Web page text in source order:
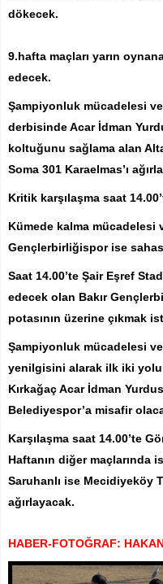
dökecek.
9.hafta maçları yarın
edecek.
Şampiyonluk mücadelesi
derbisinde Acar İdman
koltuğunu sağlama alan
Soma 301 Karaelmas’ı
Kritik karşılaşma saat
Kümede kalma mücadelesi
Gençlerbirliğispor ise
Saat 14.00’te Şair Eşref
edecek olan Bakır
potasının üzerine çıkmak
Şampiyonluk mücadelesi
yenilgisini alarak ilk iki
Kırkağaç Acar İdman
Belediyespor’a misafir
Karşılaşma saat 14.00’te
Haftanın diğer maçlarında
Saruhanlı ise Mecidiyeköy
ağırlayacak.
HABER-FOTOĞRAF: